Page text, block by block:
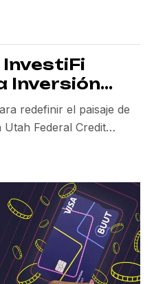
InvestiFi
Inversión
redefinir el paisaje de
Federal Credit
el 29 de
a ofrecer a sus
a servicios de inversión
online y móviles de